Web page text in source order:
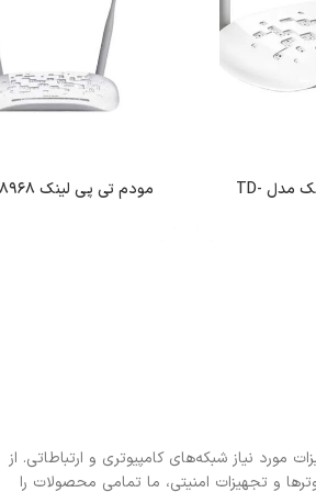
مودم روتر تی پی-لینک مدل TD-
مودم تی پی لینک TD-W8968
مورد نیاز شبکه‌های کامپیوتری و ارتباطاتی. از
و تجهیزات امنیتی، ما تمامی محصولات را